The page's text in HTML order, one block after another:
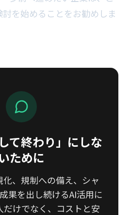
を始めることをお勧めしま
て終わり」にしな
ために
化、規制への備え、シャ
果を出し続けるAI活用に
だけでなく、コストと安